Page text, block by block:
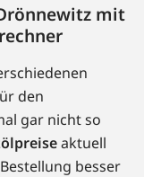
mit
den
gar nicht so
aktuell
besser